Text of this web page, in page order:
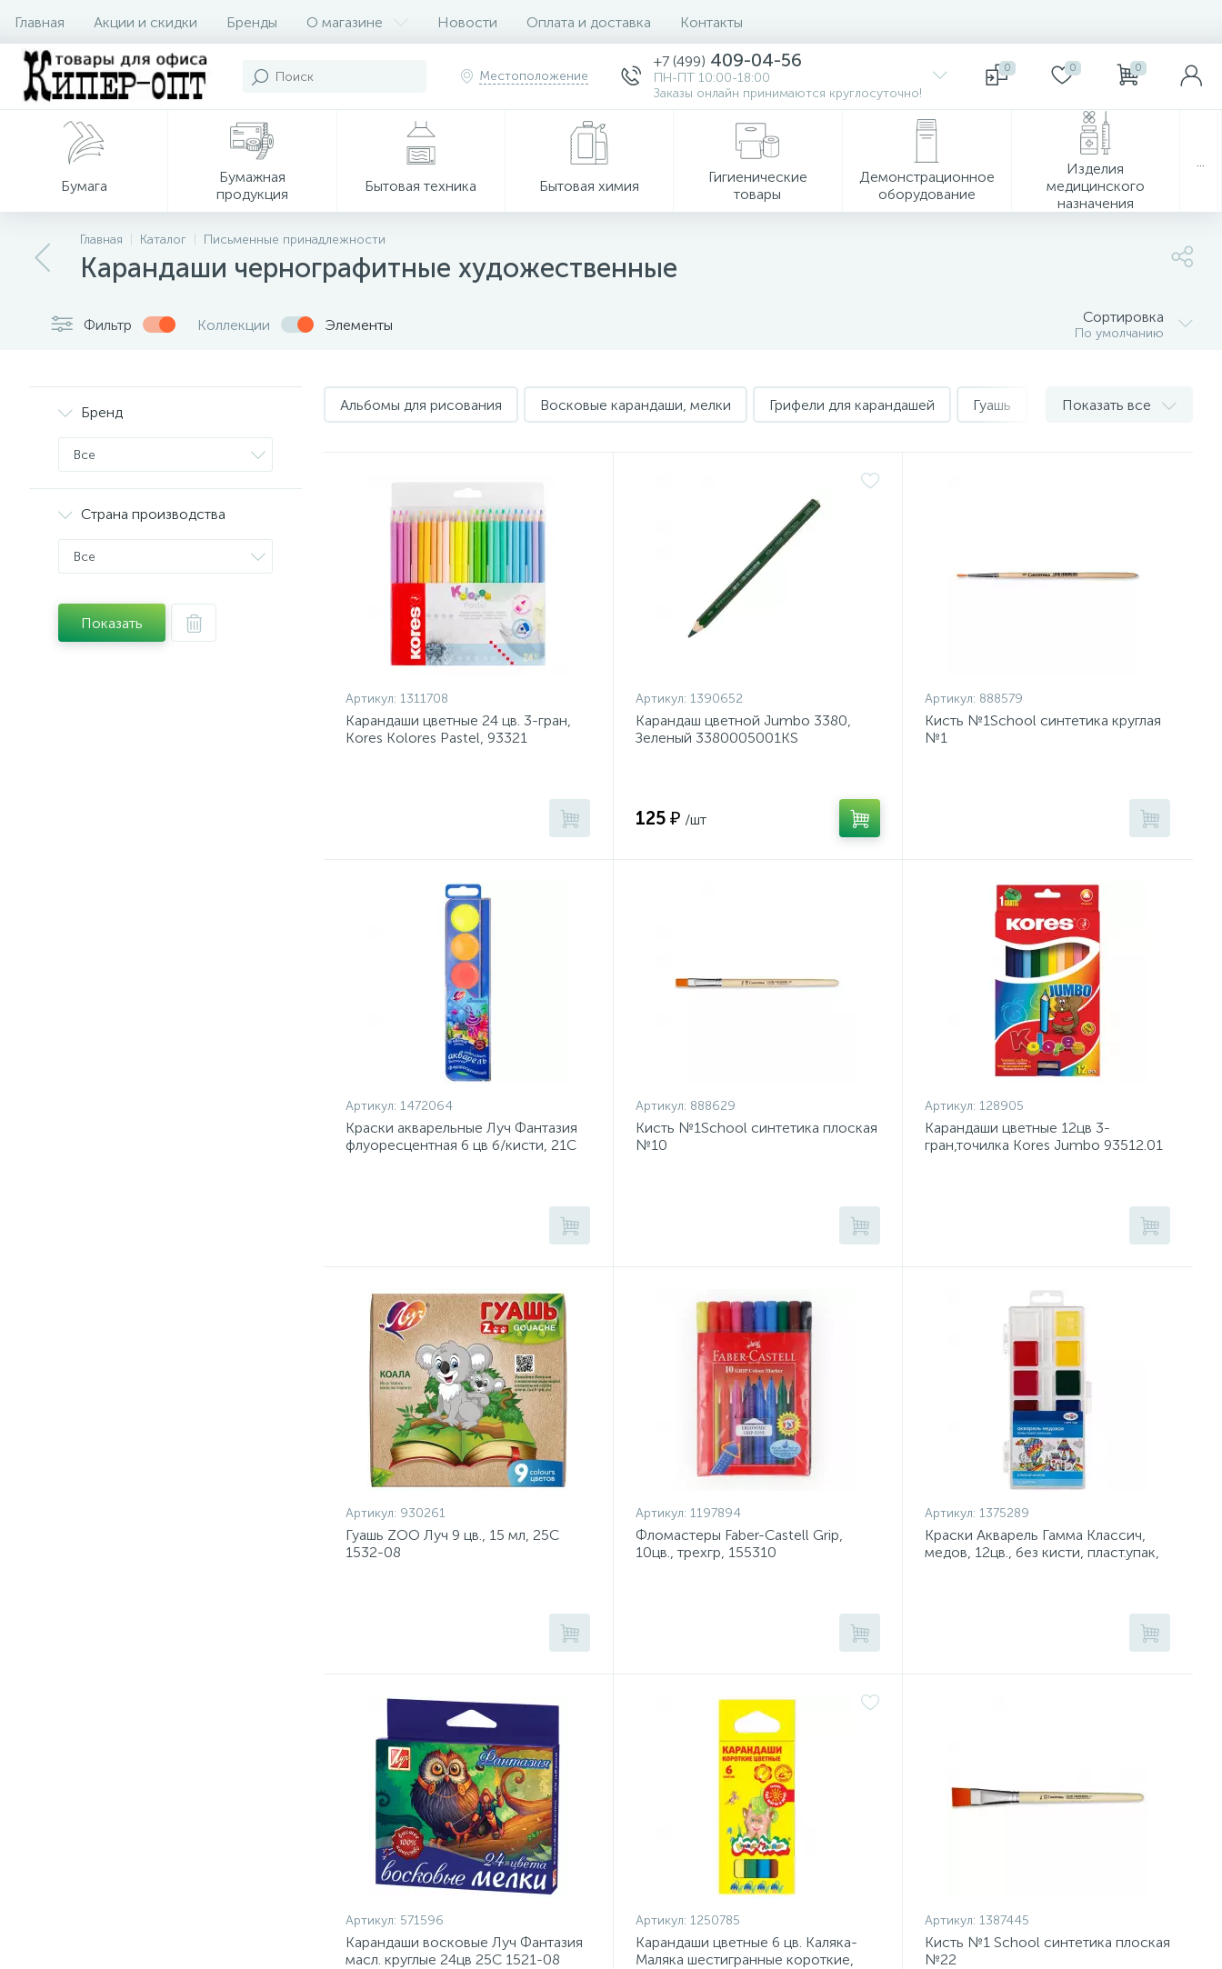
Главная Акции и скидки Бренды О магазине Новости Оплата и доставка Контакты
Местоположение
+7 (499) 409-04-56
ПН-ПТ 10:00-18:00
Заказы онлайн принимаются круглосуточно!
0 0 0
Бумага
Бумажная
продукция
Бытовая техника Бытовая химия
Гигиенические
товары
Демонстрационное
оборудование
Изделия
медицинского
назначения
Главная Каталог Письменные принадлежности
Карандаши чернографитные художественные
Фильтр Коллекции Элементы Сортировка
По умолчанию
Бренд
Все
Страна производства
Все
Показать
Альбомы для рисования Восковые карандаши, мелки Грифели для карандашей Гуашь Гуашь профессиональная
Показать все
Артикул: 1311708
Карандаши цветные 24 цв. 3-гран,
Kores Kolores Pastel, 93321
Артикул: 1390652
Карандаш цветной Jumbo 3380,
Зеленый 3380005001KS
125 ₽ /шт
Артикул: 888579
Кисть №1School синтетика круглая
№1
Артикул: 1472064
Краски акварельные Луч Фантазия
флуоресцентная 6 цв б/кисти, 21С
Артикул: 888629
Кисть №1School синтетика плоская
№10
Артикул: 128905
Карандаши цветные 12цв 3-
гран,точилка Kores Jumbo 93512.01
Артикул: 930261
Гуашь ZOO Луч 9 цв., 15 мл, 25С
1532-08
Артикул: 1197894
Фломастеры Faber-Castell Grip,
10цв., трехгр, 155310
Артикул: 1375289
Краски Акварель Гамма Классич,
медов, 12цв., без кисти, пласт.упак,
Артикул: 571596
Карандаши восковые Луч Фантазия
масл. круглые 24цв 25С 1521-08
Артикул: 1250785
Карандаши цветные 6 цв. Каляка-
Маляка шестигранные короткие,
Артикул: 1387445
Кисть №1 School синтетика плоская
№22